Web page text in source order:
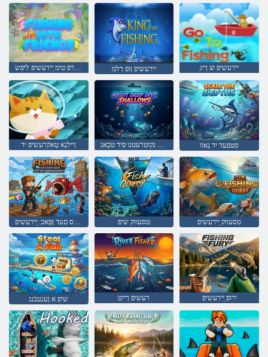
זדנערפ טימ ַיירעשיפ ליּפש ַיירעשיפ ןופ ךלמ ַיירעשיפ וצ ןייג
ןיילנָא טַאקרעשיפ יד זוָאלַאש נקוטרעטנו ּפיד טכַאנ סטּפעד יד גָאוו
טָארניַארב דוס םעד ןּפַאכ :ַיירעשיפ טסעווק שיפ טסעווק ַיירעשיפ
שיפ א ןענעבנג רעשיפ ךייט ירופ ַיירעשיפ